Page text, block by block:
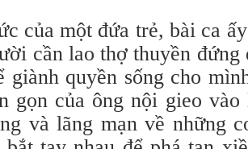
của một đứa trẻ, bài ca
cần lao thợ thuyền đứng
giành quyền sống cho
gọn của ông nội gieo
và lãng mạn về những